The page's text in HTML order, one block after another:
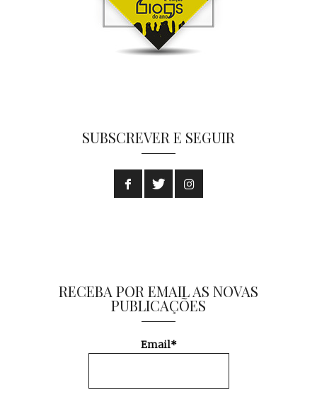
SUBSCREVER E SEGUIR
RECEBA POR EMAIL AS NOVAS
PUBLICAÇÕES
Email*